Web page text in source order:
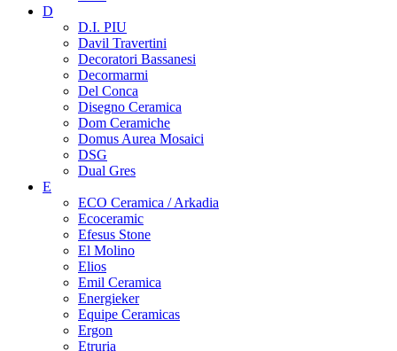
D
D.I. PIU
Davil Travertini
Decoratori Bassanesi
Decormarmi
Del Conca
Disegno Ceramica
Dom Ceramiche
Domus Aurea Mosaici
DSG
Dual Gres
E
ECO Ceramica / Arkadia
Ecoceramic
Efesus Stone
El Molino
Elios
Emil Ceramica
Energieker
Equipe Ceramicas
Ergon
Etruria